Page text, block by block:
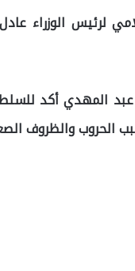
لرئيس الوزراء
المهدي أكد
والظروف